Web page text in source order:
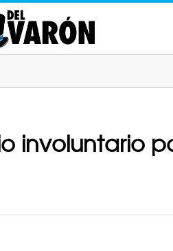
involuntario